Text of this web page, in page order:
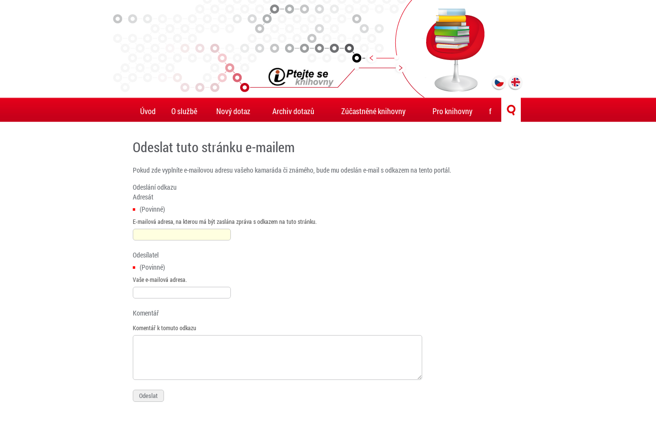
Úvod O službě Nový dotaz Archiv dotazů Zúčastněné knihovny Pro knihovny f
Odeslat tuto stránku e-mailem
Pokud zde vyplníte e-mailovou adresu vašeho kamaráda či známého, bude mu odeslán e-mail s odkazem na tento portál.
Odeslání odkazu
Adresát
(Povinné)
E-mailová adresa, na kterou má být zaslána zpráva s odkazem na tuto stránku.
Odesílatel
(Povinné)
Vaše e-mailová adresa.
Komentář
Komentář k tomuto odkazu